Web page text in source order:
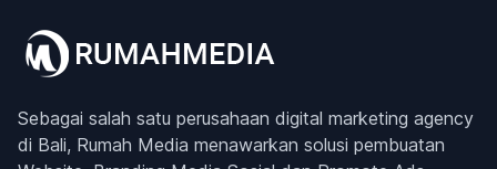
Sebagai salah satu perusahaan digital marketing agency
di Bali, Rumah Media menawarkan solusi pembuatan